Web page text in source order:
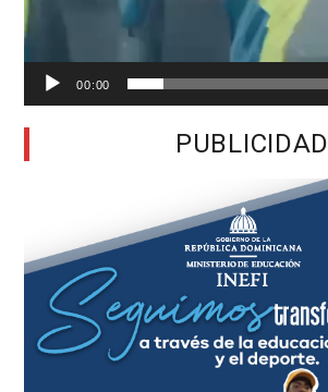
00:00
PUBLICIDAD